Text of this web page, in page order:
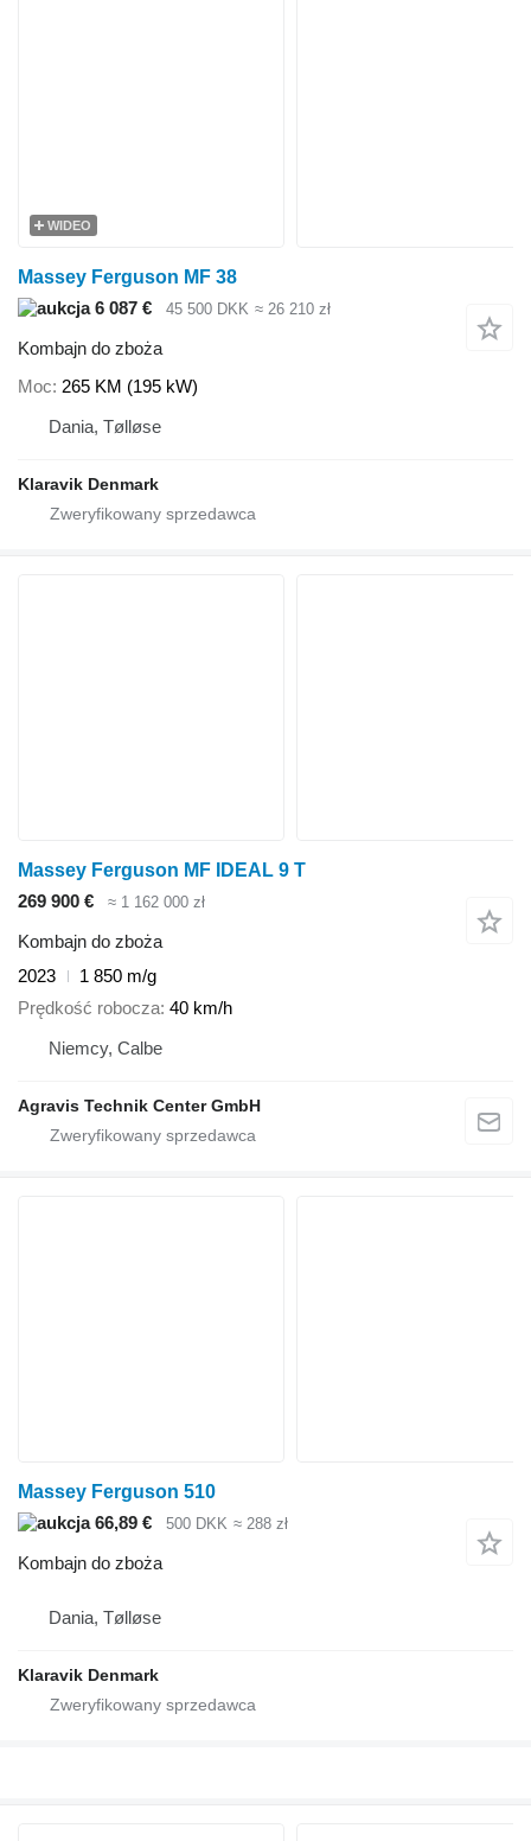
WIDEO
Massey Ferguson MF 38
6 087 €
45 500 DKK ≈ 26 210 zł
Kombajn do zboża
Moc 265 KM (195 kW)
Dania, Tølløse
Klaravik Denmark
Massey Ferguson MF IDEAL 9 T
269 900 €
≈ 1 162 000 zł
Kombajn do zboża
2023
1 850 m/g
Prędkość robocza 40 km/h
Niemcy, Calbe
Agravis Technik Center GmbH
Massey Ferguson 510
66,89 €
500 DKK ≈ 288 zł
Kombajn do zboża
Dania, Tølløse
Klaravik Denmark